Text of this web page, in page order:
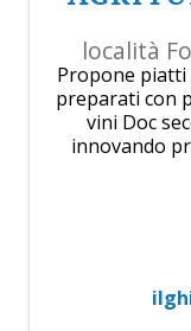
località
Propone piatti
preparati con
vini Doc
innovando